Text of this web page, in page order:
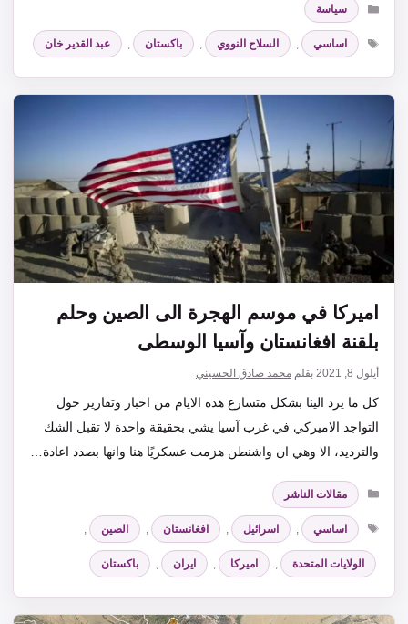
سياسة
الوسوم
اساسي , السلاح النووي , باكستان , عبد القدير خان
اميركا في موسم الهجرة الى الصين وحلم
بلقنة افغانستان وآسيا الوسطى
أيلول 8, 2021 بقلم محمد صادق الحسيني
كل ما يرد الينا بشكل متسارع هذه الايام من اخبار وتقارير حول
التواجد الاميركي في غرب آسيا يشي بحقيقة واحدة لا تقبل الشك
والترديد، الا وهي ان واشنطن هزمت عسكريًا هنا وانها بصدد اعادة…
التصنيفات
مقالات الناشر
الوسوم
اساسي اسرائيل افغانستان الصين
الولايات المتحدة اميركا ايران باكستان